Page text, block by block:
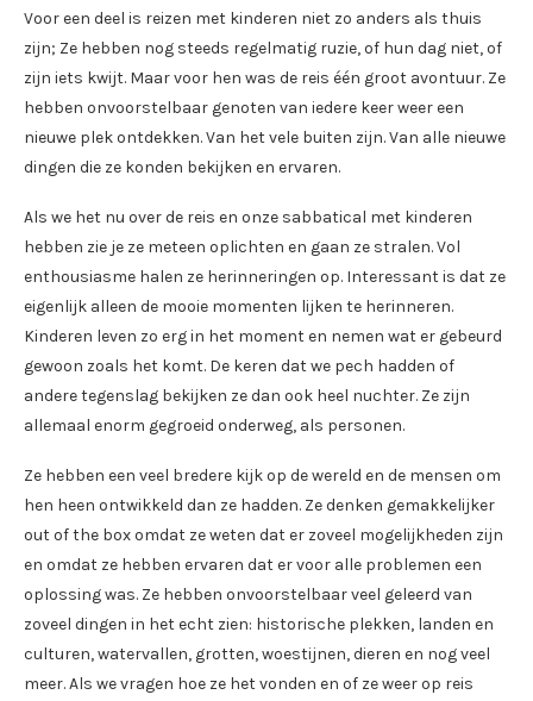
Voor een deel is reizen met kinderen niet zo anders als thuis
zijn; Ze hebben nog steeds regelmatig ruzie, of hun dag niet, of
zijn iets kwijt. Maar voor hen was de reis één groot avontuur. Ze
hebben onvoorstelbaar genoten van iedere keer weer een
nieuwe plek ontdekken. Van het vele buiten zijn. Van alle nieuwe
dingen die ze konden bekijken en ervaren.
Als we het nu over de reis en onze sabbatical met kinderen
hebben zie je ze meteen oplichten en gaan ze stralen. Vol
enthousiasme halen ze herinneringen op. Interessant is dat ze
eigenlijk alleen de mooie momenten lijken te herinneren.
Kinderen leven zo erg in het moment en nemen wat er gebeurd
gewoon zoals het komt. De keren dat we pech hadden of
andere tegenslag bekijken ze dan ook heel nuchter. Ze zijn
allemaal enorm gegroeid onderweg, als personen.
Ze hebben een veel bredere kijk op de wereld en de mensen om
hen heen ontwikkeld dan ze hadden. Ze denken gemakkelijker
out of the box omdat ze weten dat er zoveel mogelijkheden zijn
en omdat ze hebben ervaren dat er voor alle problemen een
oplossing was. Ze hebben onvoorstelbaar veel geleerd van
zoveel dingen in het echt zien: historische plekken, landen en
culturen, watervallen, grotten, woestijnen, dieren en nog veel
meer. Als we vragen hoe ze het vonden en of ze weer op reis